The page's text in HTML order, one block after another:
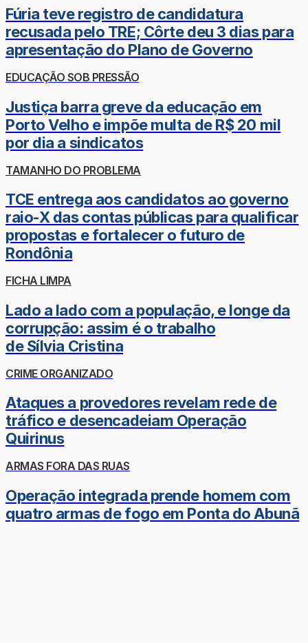
Fúria teve registro de candidatura
recusada pelo TRE; Côrte deu 3 dias para
apresentação do Plano de Governo
EDUCAÇÃO SOB PRESSÃO
Justiça barra greve da educação em
Porto Velho e impõe multa de R$ 20 mil
por dia a sindicatos
TAMANHO DO PROBLEMA
TCE entrega aos candidatos ao governo
raio-X das contas públicas para qualificar
propostas e fortalecer o futuro de
Rondônia
FICHA LIMPA
Lado a lado com a população, e longe da
corrupção: assim é o trabalho
de Sílvia Cristina
CRIME ORGANIZADO
Ataques a provedores revelam rede de
tráfico e desencadeiam Operação
Quirinus
ARMAS FORA DAS RUAS
Operação integrada prende homem com
quatro armas de fogo em Ponta do Abunã